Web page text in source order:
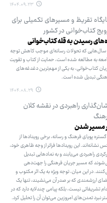
۱۴۰۴.۰۹.۲۳
تقریظ و مسیرهای تکمیلی برای
کتاب‌خوانی در کشور
رسیدن به قله کتاب‌خوانی
سال‌هایی که تحولات رسانه‌ای موجب کاهش توجه
به مطالعه شده است، حمایت از کتاب و تقویت
کتاب‌خوانی، به یکی از مهم‌ترین دغدغه‌های
تبدیل شده است.
۱۴۰۴.۰۸.۲۹
راهبردی در نقشه کلان
مسیر شدن
پویای فرهنگ و رسانه، برخی رویدادها از
نشانه‌اند. این رویدادها فراتر از وجه ظاهری خود،
راهبردی می‌یابند و به نمادهایی تبدیل
که مسیر جریان فرهنگی را جهت‌دهی
در این میان، توجه ویژه به یک اثر مکتوب و
ارزشمندی که بر صدر آن می‌نشیند، تنها یک
تشریفاتی نیست، بلکه پیامی چندلایه دارد که در
نبرد تمدن‌های امروزین می‌توان آن را تحلیل کرد.